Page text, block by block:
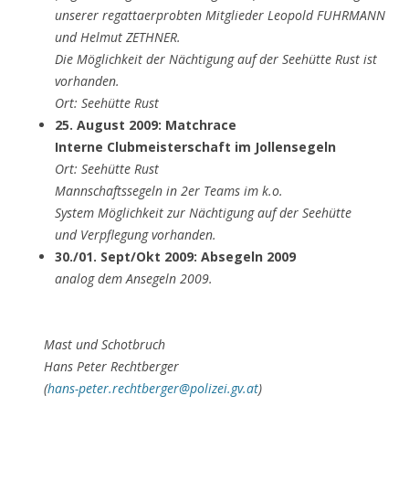
unserer regattaerprobten Mitglieder Leopold FUHRMANN
und Helmut ZETHNER.
Die Möglichkeit der Nächtigung auf der Seehütte Rust ist
vorhanden.
Ort: Seehütte Rust
25. August 2009: Matchrace
Interne Clubmeisterschaft im Jollensegeln
Ort: Seehütte Rust
Mannschaftssegeln in 2er Teams im k.o.
System Möglichkeit zur Nächtigung auf der Seehütte
und Verpflegung vorhanden.
30./01. Sept/Okt 2009: Absegeln 2009
analog dem Ansegeln 2009.
Mast und Schotbruch
Hans Peter Rechtberger
(hans-peter.rechtberger@polizei.gv.at)